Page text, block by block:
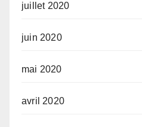
juillet 2020
juin 2020
mai 2020
avril 2020